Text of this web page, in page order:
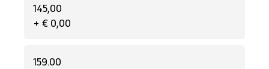
145,00
+ € 0,00
159.00